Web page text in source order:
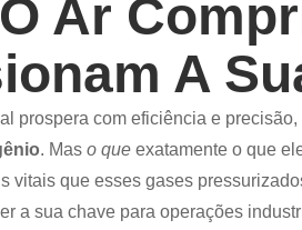
Ar
A
prospera com eficiência e
. Mas o que exatamente o que
vitais que esses gases
a sua chave para operações